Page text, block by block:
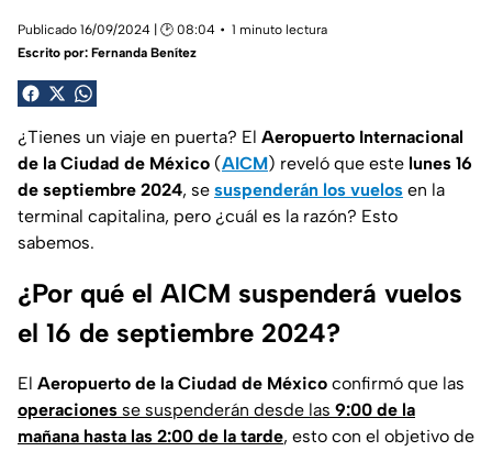
Publicado 16/09/2024 | 🕑 08:04
1 minuto lectura
Escrito por: Fernanda Benítez
¿Tienes un viaje en puerta? El Aeropuerto Internacional
de la Ciudad de México (AICM) reveló que este lunes 16
de septiembre 2024, se suspenderán los vuelos en la
terminal capitalina, pero ¿cuál es la razón? Esto
sabemos.
¿Por qué el AICM suspenderá vuelos
el 16 de septiembre 2024?
El Aeropuerto de la Ciudad de México confirmó que las
operaciones se suspenderán desde las 9:00 de la
mañana hasta las 2:00 de la tarde, esto con el objetivo de